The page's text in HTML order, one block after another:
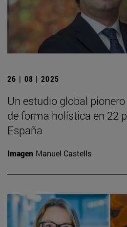
26 | 08 | 2025
Un estudio global
de forma holística en 22
España
Imagen Manuel Castells